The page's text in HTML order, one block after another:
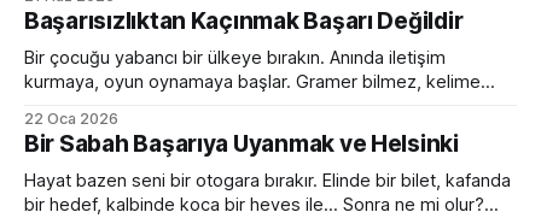
toplantı odasında ilginç bir dönüşüm yaşanıyor. Normalde
sakin olan yönetici sesini yükseltiyor. Empatik ve sakin ekip
lideri bir anda diktatöre dönüşüyor. Her fikre açık olan
Başarısızlıktan Kaçınmak Başarı Değildir
Bir çocuğu yabancı bir ülkeye bırakın. Anında iletişim
kurmaya, oyun oynamaya başlar. Gramer bilmez, kelime
kurar. Ama devam eder. Birkaç ay sonra da sanki hep
oradaymış gibi sohbet etmeye başlar. Peki bir yetişkini aynı
ortama bırakırsanız? Kelimeleri, kuralları, zaman çekimlerini
bilse de
22 Oca 2026
Bir Sabah Başarıya Uyanmak ve Helsinki
Hayat bazen seni bir otogara bırakır. Elinde bir bilet, kafanda
bir hedef, kalbinde koca bir heves ile... Sonra ne mi olur?